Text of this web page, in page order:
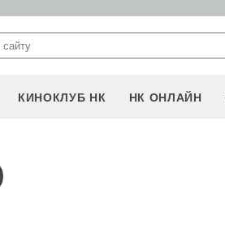
КИНОКЛУБ НК НК ОНЛАЙН